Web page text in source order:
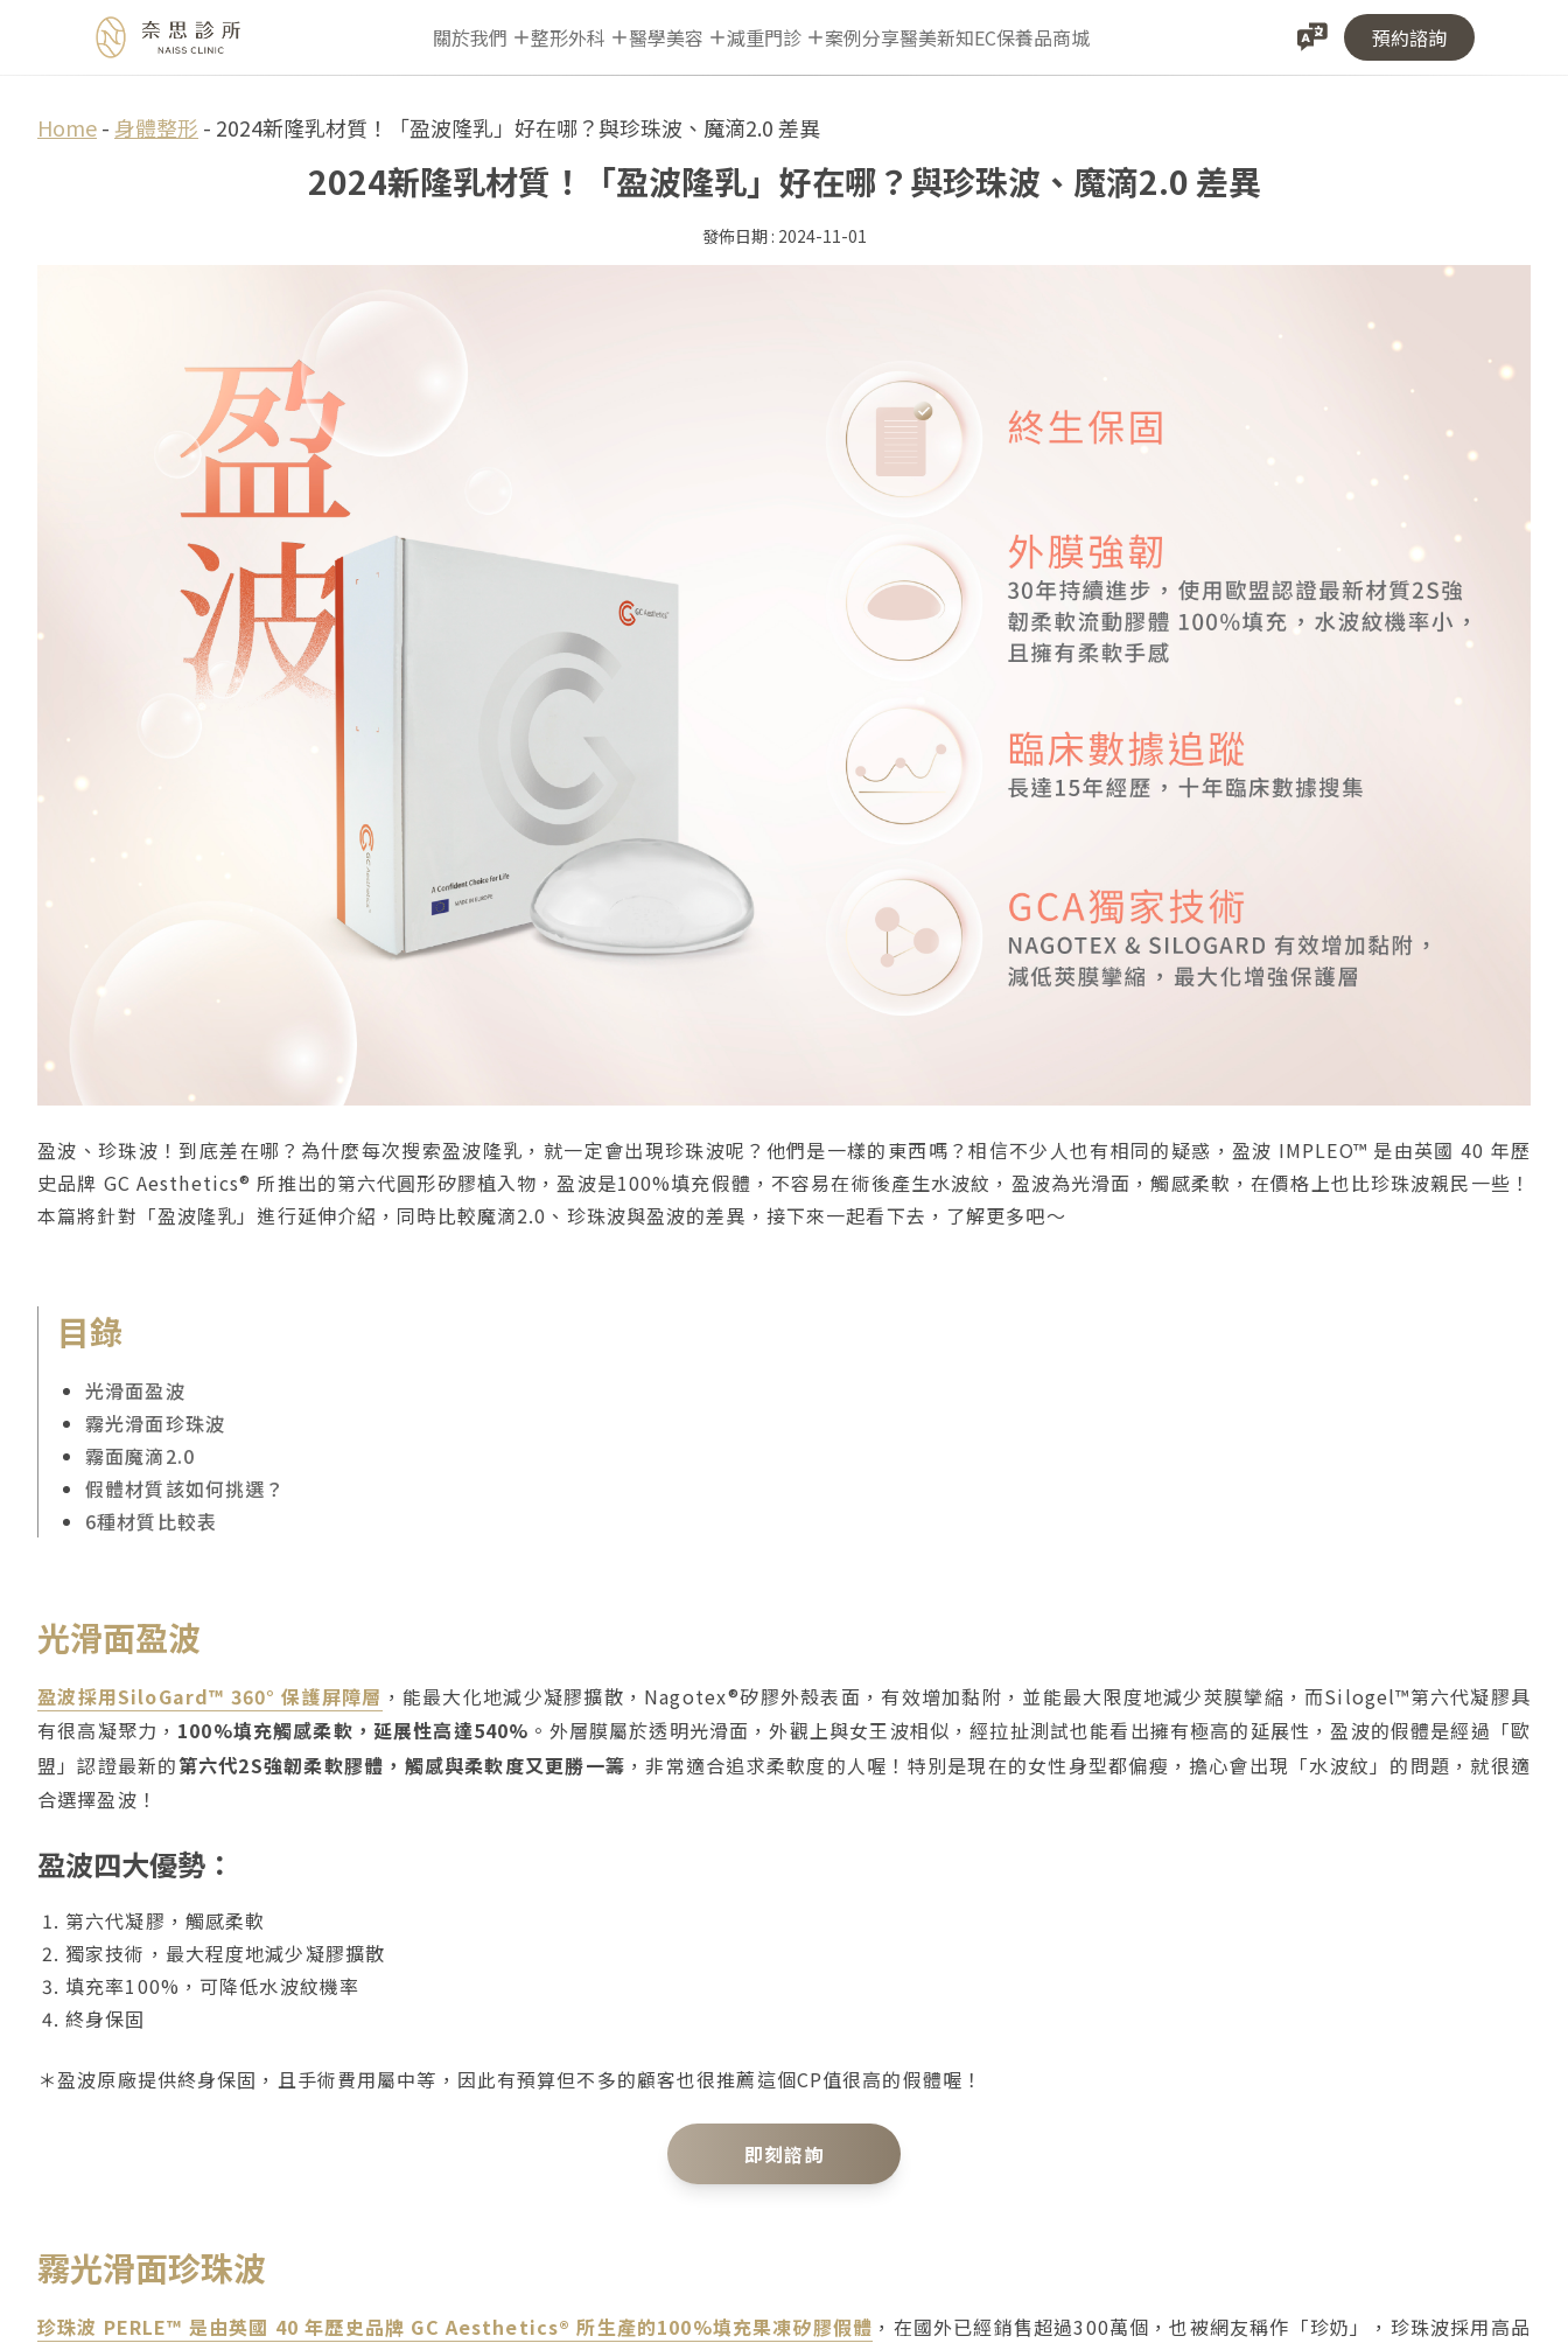
關於我們 整形外科 醫學美容 減重門診 案例分享醫美新知EC保養品商城 預約諮詢
Home- 身體整形 - 2024新隆乳材質！「盈波隆乳」好在哪？與珍珠波、魔滴2.0 差異
2024新隆乳材質！「盈波隆乳」好在哪？與珍珠波、魔滴2.0 差異
2024-11-01
盈波、珍珠波！到底差在哪？為什麼每次搜索盈波隆乳，就一定會出現珍珠波呢？他們是一樣的東西嗎？相信不少人也有相同的疑惑，盈波 IMPLEO™ 是由英國 40 年歷
史品牌 GC Aesthetics® 所推出的第六代圓形矽膠植入物，盈波是100%填充假體，不容易在術後產生水波紋，盈波為光滑面，觸感柔軟，在價格上也比珍珠波親民一些！
本篇將針對「盈波隆乳」進行延伸介紹，同時比較魔滴2.0、珍珠波與盈波的差異，接下來一起看下去，了解更多吧～
目錄
光滑面盈波
霧光滑面珍珠波
霧面魔滴2.0
假體材質該如何挑選？
6種材質比較表
光滑面盈波
盈波採用SiloGard™ 360° 保護屏障層 ，能最大化地減少凝膠擴散，Nagotex®矽膠外殼表面，有效增加黏附，並能最大限度地減少莢膜攣縮，而Silogel™第六代凝膠具
有很高凝聚力， 100%填充觸感柔軟，延展性高達540% 。外層膜屬於透明光滑面，外觀上與女王波相似，經拉扯測試也能看出擁有極高的延展性，盈波的假體是經過「歐
盟」認證最新的第六代2S強韌柔軟膠體，觸感與柔軟度又更勝一籌 ，非常適合追求柔軟度的人喔！特別是現在的女性身型都偏瘦，擔心會出現「水波紋」的問題，就很適
合選擇盈波！
盈波四大優勢：
第六代凝膠，觸感柔軟
獨家技術，最大程度地減少凝膠擴散
填充率100%，可降低水波紋機率
終身保固
＊盈波原廠提供終身保固，且手術費用屬中等，因此有預算但不多的顧客也很推薦這個CP值很高的假體喔！
即刻諮詢
霧光滑面珍珠波
珍珠波 PERLE™ 是由英國 40 年歷史品牌 GC Aesthetics® 所生產的100%填充果凍矽膠假體 ，在國外已經銷售超過300萬個，也被網友稱作「珍奶」，珍珠波採用高品